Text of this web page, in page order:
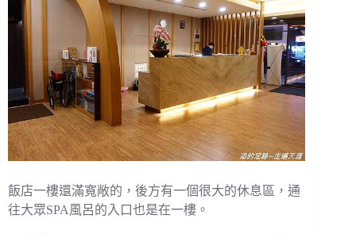
飯店一樓還滿寬敞的，後方有一個很大的休息區，通
往大眾SPA風呂的入口也是在一樓。